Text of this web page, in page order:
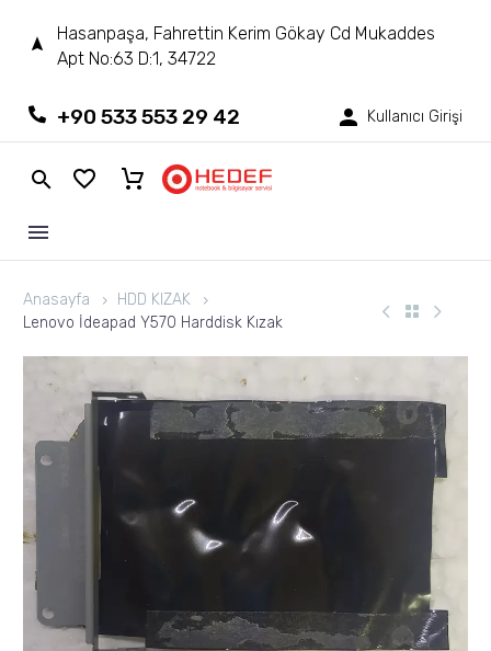
Hasanpaşa, Fahrettin Kerim Gökay Cd Mukaddes
Apt No:63 D:1, 34722
+90 533 553 29 42 Kullanıcı Girişi
Anasayfa
HDD KIZAK
Lenovo İdeapad Y570 Harddisk Kızak